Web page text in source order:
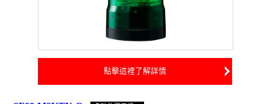
點擊這裡了解詳情